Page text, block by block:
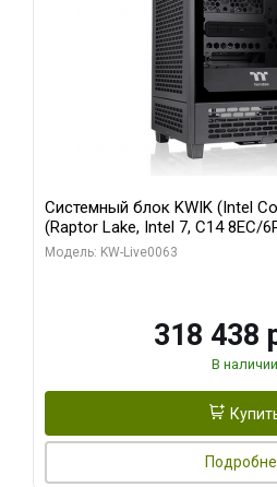
Системный блок KWIK (Intel
(Raptor Lake, Intel 7, C14 8EC/
RTX5080 VENTUS 3X OC 16GB
Модель: KW-Live0063
318 438
В наличии